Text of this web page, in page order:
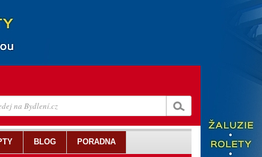
BLOG PORADNA